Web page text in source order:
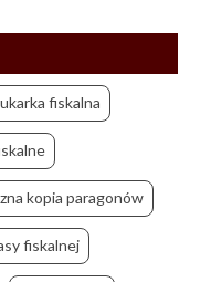
fiskalna
kopia paragonów
fiskalnej